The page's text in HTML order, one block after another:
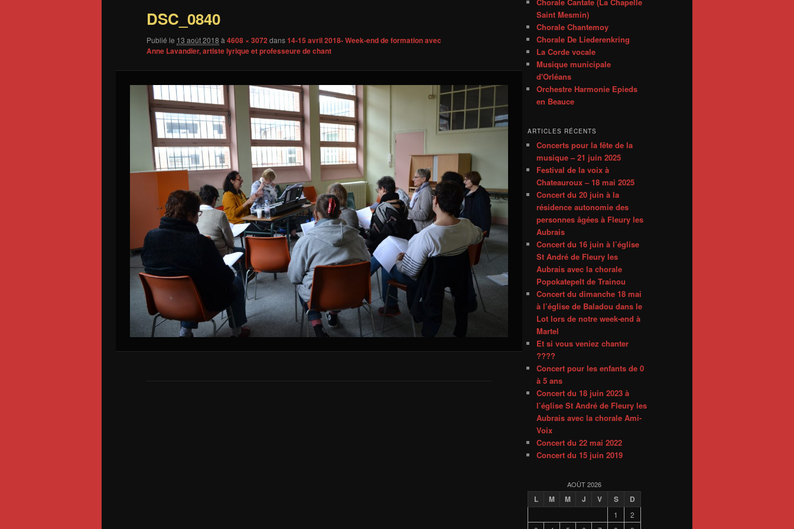
DSC_0840
Publié le 13 août 2018 à 4608 × 3072 dans14-15 avril 2018- Week-end de formation avec
Anne Lavandier, artiste lyrique et professeure de chant
Chorale Cantate (La Chapelle
Saint Mesmin)
Chorale Chantemoy
Chorale De Liederenkring
La Corde vocale
Musique municipale
d'Orléans
Orchestre Harmonie Epieds
en Beauce
ARTICLES RÉCENTS
Concerts pour la fête de la
musique – 21 juin 2025
Festival de la voix à
Chateauroux – 18 mai 2025
Concert du 20 juin à la
résidence autonomie des
personnes âgées à Fleury les
Aubrais
Concert du 16 juin à l’église
St André de Fleury les
Aubrais avec la chorale
Popokatepelt de Trainou
Concert du dimanche 18 mai
à l’église de Baladou dans le
Lot lors de notre week-end à
Martel
Et si vous veniez chanter
????
Concert pour les enfants de 0
à 5 ans
Concert du 18 juin 2023 à
l’église St André de Fleury les
Aubrais avec la chorale Ami-
Voix
Concert du 22 mai 2022
Concert du 15 juin 2019
AOÛT 2026
L M M J V S D
1
2